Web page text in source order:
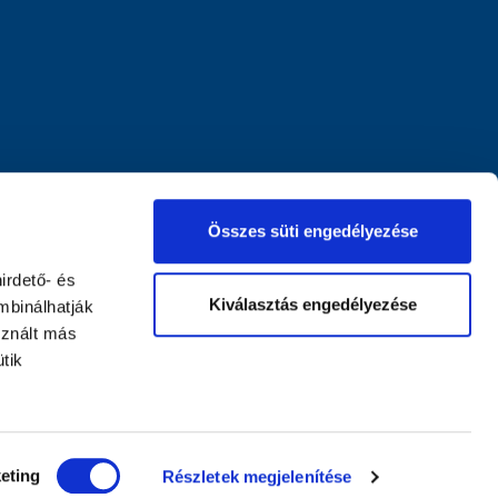
és
más
Részletek megjelenítése
Összes süti engedélyezése
Kiválasztás engedélyezése